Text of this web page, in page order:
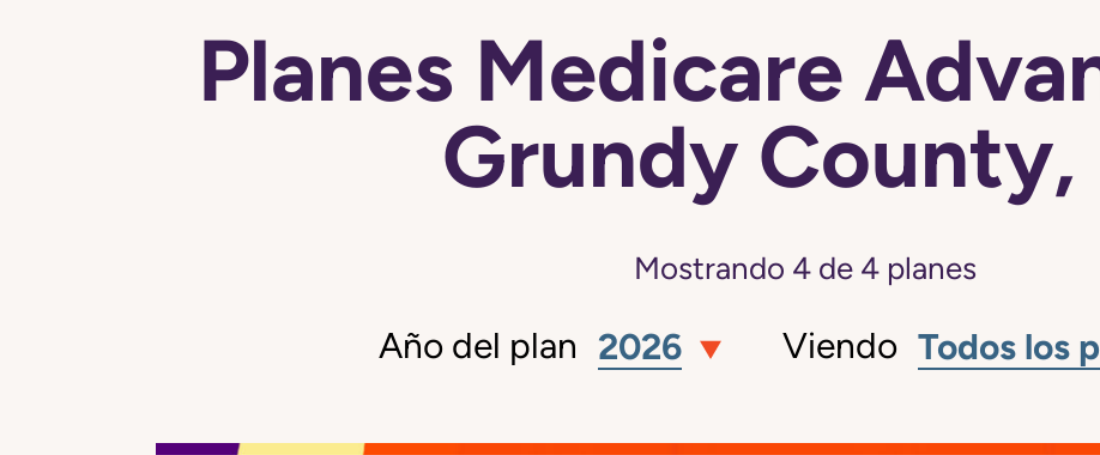
Planes Medicare
Grundy County,
Mostrando 4 de 4planes
Año del plan 2026 Viendo Todos los